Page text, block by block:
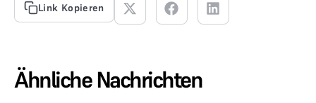
Link Kopieren
Ähnliche Nachrichten